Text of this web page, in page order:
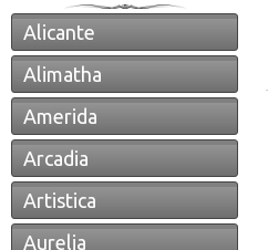
Alicante
Alimatha
Amerida
Arcadia
Artistica
Aurelia